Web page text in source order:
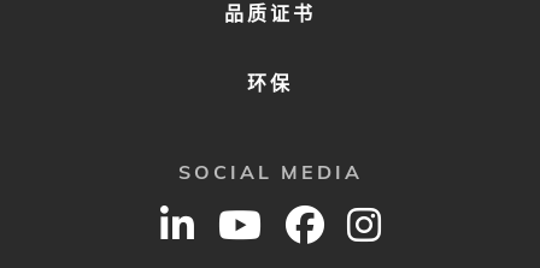
品质证书
环保
SOCIAL MEDIA